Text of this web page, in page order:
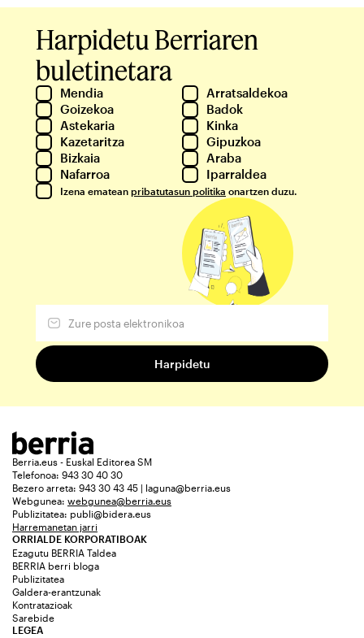
Harpidetu Berriaren
buletinetara
Mendia
Arratsaldekoa
Goizekoa
Badok
Astekaria
Kinka
Kazetaritza
Gipuzkoa
Bizkaia
Araba
Nafarroa
Iparraldea
Izena ematean pribatutasun politika onartzen duzu.
Berria.eus - Euskal Editorea SM
Telefonoa: 943 30 40 30
Bezero arreta: 943 30 43 45 | laguna@berria.eus
Webgunea: webgunea@berria.eus
Publizitatea: publi@bidera.eus
Harremanetan jarri
ORRIALDE KORPORATIBOAK
Ezagutu BERRIA Taldea
BERRIA berri bloga
Publizitatea
Galdera-erantzunak
Kontratazioak
Sarebide
LEGEA